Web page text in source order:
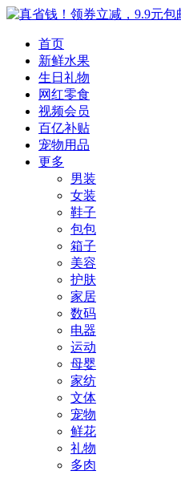
首页
新鲜水果
生日礼物
网红零食
视频会员
百亿补贴
宠物用品
更多
男装
女装
鞋子
包包
箱子
美容
护肤
家居
数码
电器
运动
母婴
家纺
文体
宠物
鲜花
礼物
多肉